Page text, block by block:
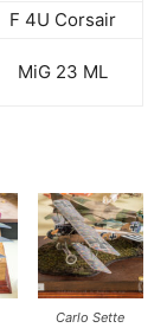
F 4U Corsair
MiG 23 ML
Carlo Sette